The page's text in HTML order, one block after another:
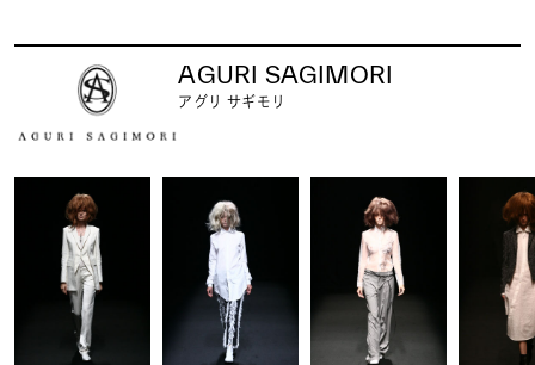
2023 SS2022 AW2022 SS2021 AW2021 SS2020 AW2020 SS
2019 AW2019 SS 2018 AW2018 SS2017 AW2017 SS
2015 AW2015 SS 2014 AW 2014 SS 2013 AW
2011 SS 2010 AW2010 SS 2009 AW
2008 SS
2007 AW2007 SS
AGURI SAGIMORI
アグリ サギモリ